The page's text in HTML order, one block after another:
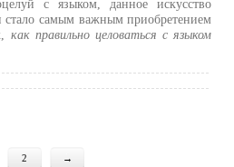
с языком, данное искусство
стало самым важным приобретением
как правильно целоваться с языком
2 →